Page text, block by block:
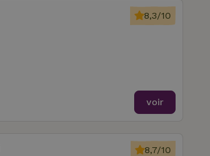
8,3/10
voir
8,7/10